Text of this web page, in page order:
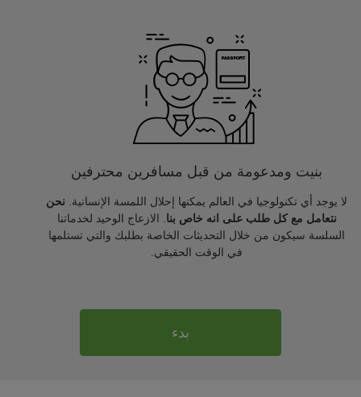
بنيت ومدعومة من قبل مسافرين محترفين
لا يوجد أي تكنولوجيا في العالم يمكنها إحلال اللمسة الإنسانية. نحن
نتعامل مع كل طلب على انه خاص بنا . الازعاج الوحيد لخدماتنا
السلسة سيكون من خلال التحديثات الخاصة بطلبك والتي تستلمها
في الوقت الحقيقي.
بدء